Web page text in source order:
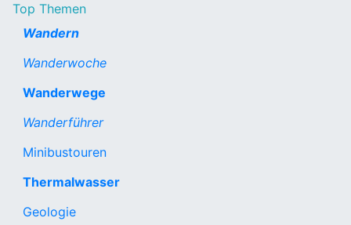
Top Themen
Wandern
Wanderwoche
Wanderwege
Wanderführer
Minibustouren
Thermalwasser
Geologie